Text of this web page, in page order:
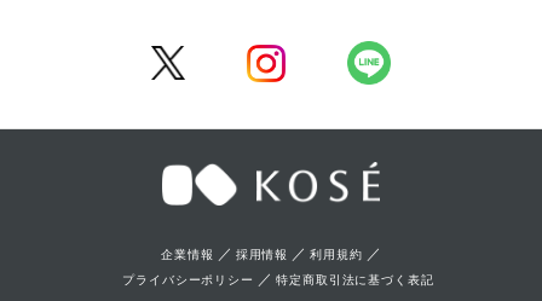
企業情報 ／ 採用情報 ／利用規約 ／
プライバシーポリシー ／特定商取引法に基づく表記